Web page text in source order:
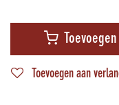
Toevoegen aan